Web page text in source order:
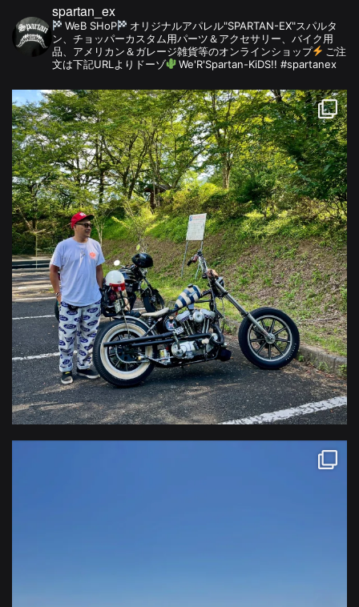
spartan_ex
WeB SHoP
オリジナルアパレル"SPARTAN-EX"スパルタ
ン、チョッパーカスタム用パーツ＆アクセサリー、バイク用
品、アメリカン＆ガレージ雑貨等のオンラインショップ
ご注
文は下記URLよりドーゾ
We'R'Spartan-KiDS!! #spartanex